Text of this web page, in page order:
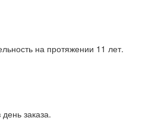
на протяжении 11 лет.
заказа.